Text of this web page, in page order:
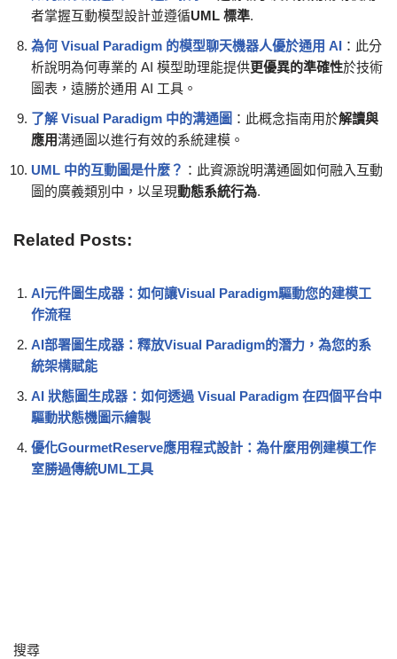
者掌握互動模型設計並遵循UML 標準.
為何 Visual Paradigm 的模型聊天機器人優於通用 AI ：此分
析說明為何專業的 AI 模型助理能提供更優異的準確性於技術
圖表，遠勝於通用 AI 工具。
了解 Visual Paradigm 中的溝通圖 ：此概念指南用於解讀與
應用溝通圖以進行有效的系統建模。
UML 中的互動圖是什麼？ ：此資源說明溝通圖如何融入互動
圖的廣義類別中，以呈現動態系統行為.
Related Posts:
AI元件圖生成器：如何讓Visual Paradigm驅動您的建模工
作流程
AI部署圖生成器：釋放Visual Paradigm的潛力，為您的系
統架構賦能
AI 狀態圖生成器：如何透過 Visual Paradigm 在四個平台中
驅動狀態機圖示繪製
優化GourmetReserve應用程式設計：為什麼用例建模工作
室勝過傳統UML工具
搜尋